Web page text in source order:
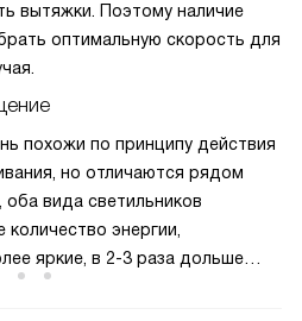
вытяжки. Поэтому наличие
оптимальную скорость для
похожи по принципу действия
но отличаются рядом
вида светильников
энергии,
яркие, в 2-3 раза дольше